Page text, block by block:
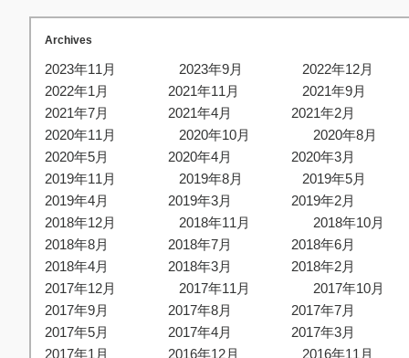
Archives
2023年11月 2023年9月
2022年12月
2022年1月
2021年11月
2021年9月
2021年7月
2021年4月
2021年2月
2020年11月
2020年10月
2020年8月
2020年5月
2020年4月
2020年3月
2019年11月
2019年8月
2019年5月
2019年4月
2019年3月
2019年2月
2018年12月
2018年11月
2018年10月
2018年8月
2018年7月
2018年6月
2018年4月
2018年3月
2018年2月
2017年12月
2017年11月
2017年10月
2017年9月
2017年8月
2017年7月
2017年5月
2017年4月
2017年3月
2017年1月
2016年12月 2016年11月